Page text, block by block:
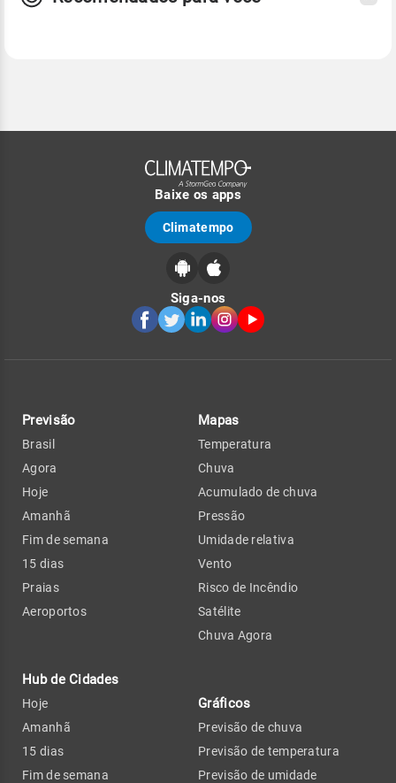
Baixe os apps
Climatempo
Siga-nos
Previsão
Brasil
Agora
Hoje
Amanhã
Fim de semana
15 dias
Praias
Aeroportos
Hub de Cidades
Hoje
Amanhã
15 dias
Fim de semana
Mapas
Temperatura
Chuva
Acumulado de chuva
Pressão
Umidade relativa
Vento
Risco de Incêndio
Satélite
Chuva Agora
Gráficos
Previsão de chuva
Previsão de temperatura
Previsão de umidade